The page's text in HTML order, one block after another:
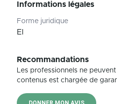
Informations légales
Forme juridique
EI
Recommandations
Les professionnels ne
contenus est chargée de